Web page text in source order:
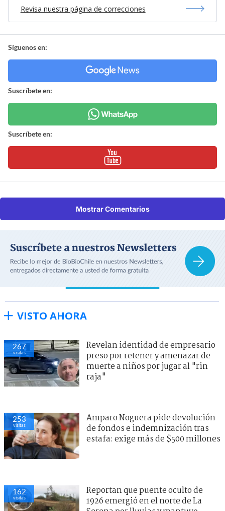
Revisa nuestra página de correcciones
Síguenos en:
Suscríbete en:
Suscríbete en:
Mostrar Comentarios
VISTO AHORA
267
visitas
Revelan identidad de empresario
preso por retener y amenazar de
muerte a niños por jugar al "rin
raja"
253
visitas
Amparo Noguera pide devolución
de fondos e indemnización tras
estafa: exige más de $500 millones
162
visitas
Reportan que puente oculto de
1926 emergió en el norte de La